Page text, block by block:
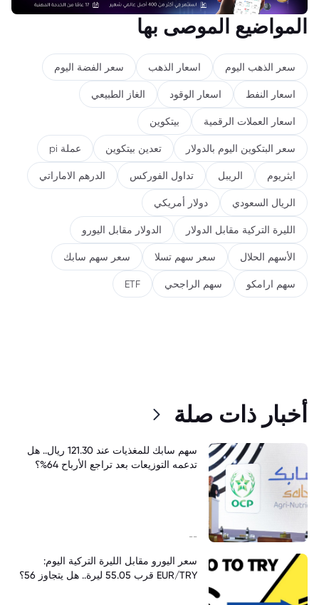
المواضيع الموصى بها
سعر الذهب اليوم اسعار الذهب سعر الفضة اليوم
اسعار النفط اسعار الوقود الغاز الطبيعي
اسعار العملات الرقمية بيتكوين
سعر البتكوين اليوم بالدولار تعدين بيتكوين عملة pi
ايثريوم الريبل تداول الفوركس الدرهم الاماراتي
الريال السعودي دولار أمريكي
الليرة التركية مقابل الدولار الدولار مقابل اليورو
الأسهم الحلال سعر سهم تسلا سعر سهم سابك
سهم ارامكو سهم الراجحي ETF
أخبار ذات صلة
سهم سابك للمغذيات عند 121.30 ريال.. هل
تدعمه التوزيعات بعد تراجع الأرباح 64%؟
--
سعر اليورو مقابل الليرة التركية اليوم:
EUR/TRY قرب 55.05 ليرة.. هل يتجاوز 56؟